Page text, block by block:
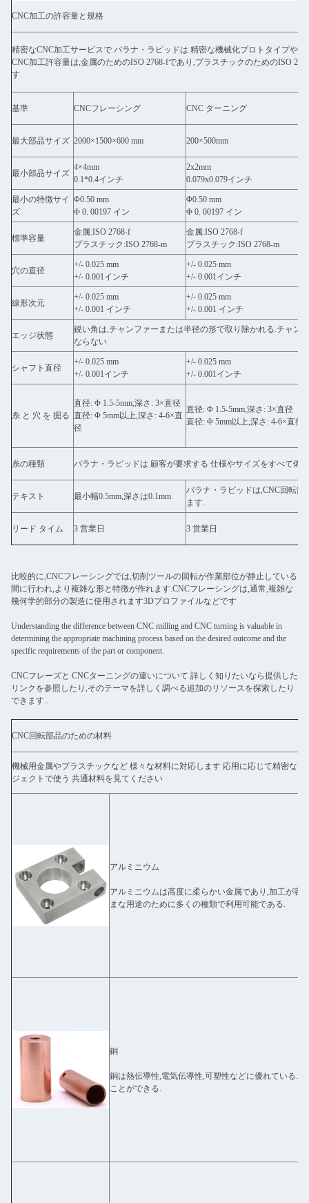
CNC加工の許容量と規格
精密なCNC加工サービスで バラナ・ラピッドは 精密な機械化プロトタイプや
CNC加工許容量は,金属のためのISO 2768-fであり,プラスチックのためのISO
す.
基準 CNCフレーシング CNC ターニング
最大部品サイズ 2000×1500×600 mm 200×500mm
最小部品サイズ
4×4mm
0.1*0.4インチ
2x2mm
0.079x0.079インチ
最小の特徴サイ
ズ
Φ0.50 mm
Φ 0. 00197 イン
Φ0.50 mm
Φ 0. 00197 イン
標準容量
金属:ISO 2768-f
プラスチック:ISO 2768-m
金属:ISO 2768-f
プラスチック:ISO 2768-m
穴の直径
+/- 0.025 mm
+/- 0.001インチ
+/- 0.025 mm
+/- 0.001インチ
線形次元
+/- 0.025 mm
+/- 0.001 インチ
+/- 0.025 mm
+/- 0.001 インチ
エッジ状態
鋭い角は,チャンファーまたは半径の形で取り除かれる.チャン
ならない.
シャフト直径
+/- 0.025 mm
+/- 0.001インチ
+/- 0.025 mm
+/- 0.001インチ
糸 と 穴 を 掘る
直径: Φ 1.5-5mm,深さ: 3×直径
直径: Φ 5mm以上,深さ: 4-6×直
径
直径: Φ 1.5-5mm,深さ: 3×直径
直径: Φ 5mm以上,深さ: 4-6×直径
糸の種類 バラナ・ラピッドは 顧客が要求する 仕様やサイズをすべて備
テキスト 最小幅0.5mm,深さは0.1mm
バラナ・ラピッドは,CNC回転
ます.
リード タイム 3 営業日 3 営業日
比較的に,CNCフレーシングでは,切削ツールの回転が作業部位が静止している
間に行われ,より複雑な形と特徴が作れます.CNCフレーシングは,通常,複雑な
幾何学的部分の製造に使用されます3Dプロファイルなどです
Understanding the difference between CNC milling and CNC turning is valuable in
determining the appropriate machining process based on the desired outcome and the
specific requirements of the part or component.
CNCフレーズと CNCターニングの違いについて 詳しく知りたいなら提供した
リンクを参照したり,そのテーマを詳しく調べる追加のリソースを探索したり
できます..
CNC回転部品のための材料
機械用金属やプラスチックなど 様々な材料に対応します 応用に応じて精密な
ジェクトで使う 共通材料を見てください
アルミニウム
アルミニウムは高度に柔らかい金属であり,加工が容
まな用途のために多くの種類で利用可能である.
銅
銅は熱伝導性,電気伝導性,可塑性などに優れている.
ことができる.